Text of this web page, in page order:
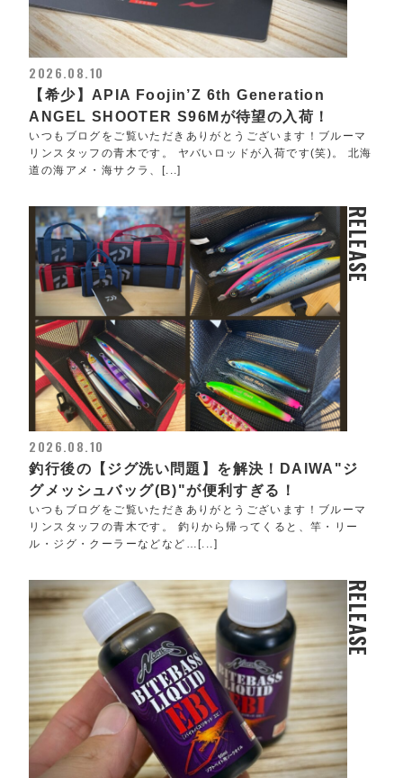
2026.08.10
【希少】APIA Foojin’Z 6th Generation
ANGEL SHOOTER S96Mが待望の入荷！
いつもブログをご覧いただきありがとうございます！ブルーマ
リンスタッフの青木です。 ヤバいロッドが入荷です(笑)。 北海
道の海アメ・海サクラ、[...]
RELEASE
2026.08.10
釣行後の【ジグ洗い問題】を解決！DAIWA"ジ
グメッシュバッグ(B)"が便利すぎる！
いつもブログをご覧いただきありがとうございます！ブルーマ
リンスタッフの青木です。 釣りから帰ってくると、竿・リー
ル・ジグ・クーラーなどなど…[...]
RELEASE